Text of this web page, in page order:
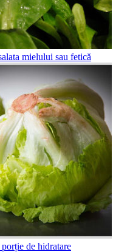
mielului sau fetică
de hidratare